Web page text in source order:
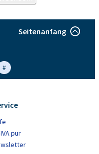
Seitenanfang
#
pur